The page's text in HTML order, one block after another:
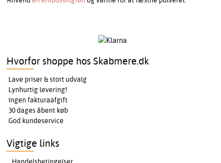
Hvorfor shoppe hos Skabmere.dk
Lave priser & stort udvalg
Lynhurtig levering!
Ingen fakturaafgift
30 dages åbent køb
God kundeservice
Vigtige links